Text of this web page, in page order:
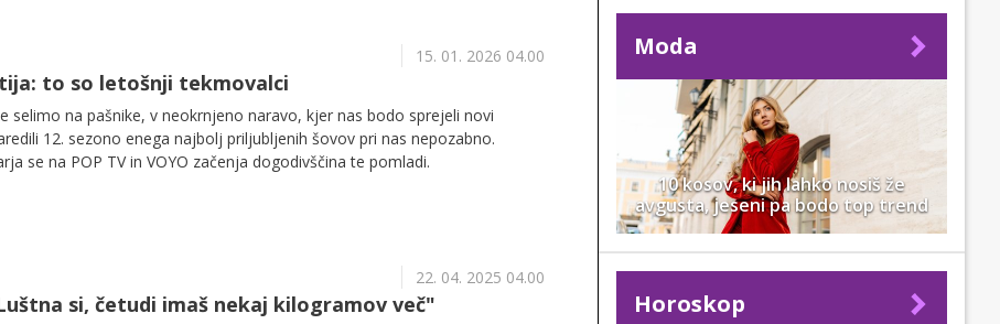
15. 01. 2026 04.00
to so letošnji tekmovalci
selimo na pašnike, v neokrnjeno naravo, kjer nas bodo sprejeli novi
12. sezono enega najbolj priljubljenih šovov pri nas nepozabno.
se na POP TV in VOYO začenja dogodivščina te pomladi.
22. 04. 2025 04.00
si, četudi imaš nekaj kilogramov več"
Moda
10 kosov, ki jih lahko nosiš že
avgusta, jeseni pa bodo top trend
Horoskop